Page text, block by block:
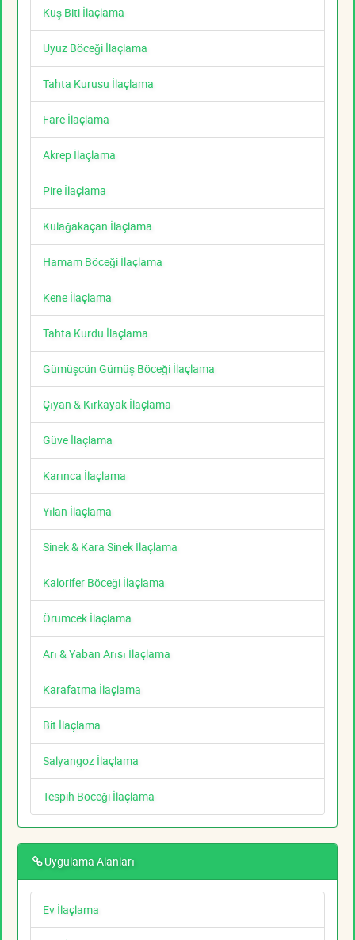
Kuş Biti İlaçlama
Uyuz Böceği İlaçlama
Tahta Kurusu İlaçlama
Fare İlaçlama
Akrep İlaçlama
Pire İlaçlama
Kulağakaçan İlaçlama
Hamam Böceği İlaçlama
Kene İlaçlama
Tahta Kurdu İlaçlama
Gümüşcün Gümüş Böceği İlaçlama
Çıyan & Kırkayak İlaçlama
Güve İlaçlama
Karınca İlaçlama
Yılan İlaçlama
Sinek & Kara Sinek İlaçlama
Kalorifer Böceği İlaçlama
Örümcek İlaçlama
Arı & Yaban Arısı İlaçlama
Karafatma İlaçlama
Bit İlaçlama
Salyangoz İlaçlama
Tespih Böceği İlaçlama
Uygulama Alanları
Ev İlaçlama